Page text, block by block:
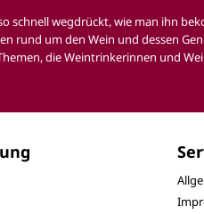
schnell wegdrückt, wie man ihn
rund um den Wein und dessen
die Weintrinkerinnen und